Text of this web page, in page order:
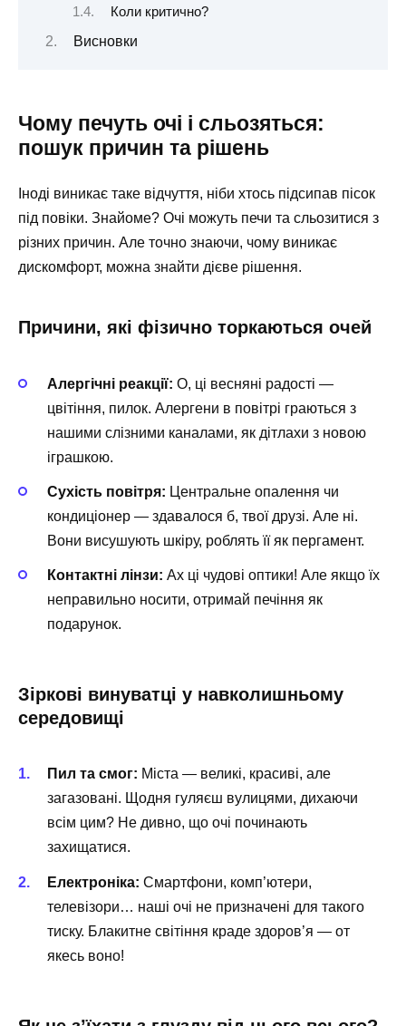
Коли критично?
Висновки
Чому печуть очі і сльозяться:
пошук причин та рішень
Іноді виникає таке відчуття, ніби хтось підсипав пісок
під повіки. Знайоме? Очі можуть печи та сльозитися з
різних причин. Але точно знаючи, чому виникає
дискомфорт, можна знайти дієве рішення.
Причини, які фізично торкаються очей
Алергічні реакції: О, ці весняні радості —
цвітіння, пилок. Алергени в повітрі граються з
нашими слізними каналами, як дітлахи з новою
іграшкою.
Сухість повітря: Центральне опалення чи
кондиціонер — здавалося б, твої друзі. Але ні.
Вони висушують шкіру, роблять її як пергамент.
Контактні лінзи: Ах ці чудові оптики! Але якщо їх
неправильно носити, отримай печіння як
подарунок.
Зіркові винуватці у навколишньому
середовищі
Пил та смог: Міста — великі, красиві, але
загазовані. Щодня гуляєш вулицями, дихаючи
всім цим? Не дивно, що очі починають
захищатися.
Електроніка: Смартфони, комп’ютери,
телевізори… наші очі не призначені для такого
тиску. Блакитне світіння краде здоров’я — от
якесь воно!